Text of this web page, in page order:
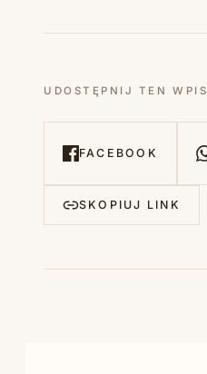
UDOSTĘPNIJ TEN WPIS
FACEBOOK
SKOPIUJ LINK